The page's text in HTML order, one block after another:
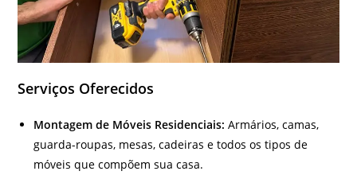
Serviços Oferecidos
Montagem de Móveis Residenciais: Armários, camas,
guarda-roupas, mesas, cadeiras e todos os tipos de
móveis que compõem sua casa.